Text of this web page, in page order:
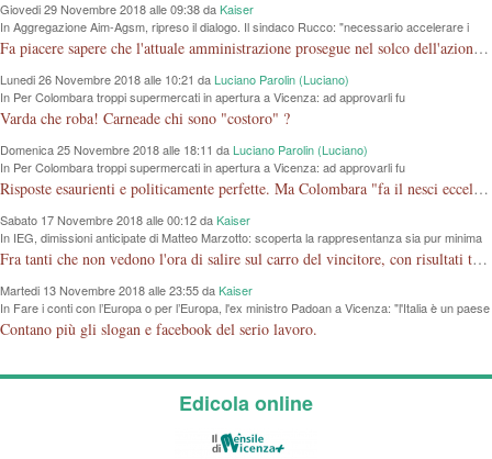
Giovedi 29 Novembre 2018 alle 09:38 daKaiser
In Aggregazione Aim-Agsm, ripreso il dialogo. Il sindaco Rucco: "necessario accelerare i
tempi"
Fa piacere sapere che l'attuale amministrazione prosegue nel solco dell'azione iniziata dalla vecchia senza tante polemiche. Come per la mostra al Chiericati, si dimostra che l'amministrazione non deve essere per forza in opposizione a quello che hanno fatto gli altri.
Lunedi 26 Novembre 2018 alle 10:21 daLuciano Parolin (Luciano)
In Per Colombara troppi supermercati in apertura a Vicenza: ad approvarli fu
l'amministrazione di cui faceva parte
Varda che roba! Carneade chi sono "costoro" ?
Domenica 25 Novembre 2018 alle 18:11 daLuciano Parolin (Luciano)
In Per Colombara troppi supermercati in apertura a Vicenza: ad approvarli fu
l'amministrazione di cui faceva parte
Risposte esaurienti e politicamente perfette. Ma Colombara "fa il nesci eccellenza o non ha capito?". Le elezioni le ha perse, ed è rimasto SOLO, con un regolamento comunale che LE permette di fare GRUPPO con una sola Persona. Cosa ci sta a fare lì, entri nel PD così fa "gruppo"....Amen.
Sabato 17 Novembre 2018 alle 00:12 daKaiser
In IEG, dimissioni anticipate di Matteo Marzotto: scoperta la rappresentanza sia pur minima
di Vicenza a Rimini a poco da sbarco in Borsa
Fra tanti che non vedono l'ora di salire sul carro del vincitore, con risultati tragicomici, almeno due che coerenti con se stessi scendono dalla giostra.
Martedi 13 Novembre 2018 alle 23:55 daKaiser
In Fare i conti con l’Europa o per l’Europa, l'ex ministro Padoan a Vicenza: "l'Italia è un paese
bancocentrico e ha un problema di credibilità"
Contano più gli slogan e facebook del serio lavoro.
Edicola online